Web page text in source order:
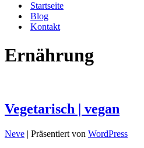
Startseite
Blog
Kontakt
Ernährung
Vegetarisch | vegan
Neve | Präsentiert von WordPress